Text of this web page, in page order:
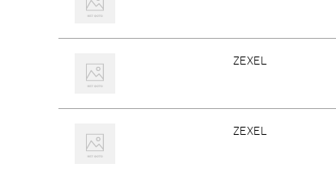
ZEXEL
ZEXEL